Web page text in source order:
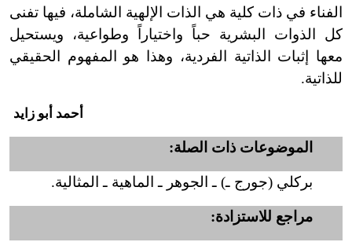
الفناء في ذات كلية هي الذات الإلهية الشاملة، فيها تفنى
كل الذوات البشرية حباً واختياراً وطواعية، ويستحيل
معها إثبات الذاتية الفردية، وهذا هو المفهوم الحقيقي
للذاتية.
أحمد أبو زايد
الموضوعات ذات الصلة:
بركلي (جورج ـ) ـ الجوهر ـ الماهية ـ المثالية.
مراجع للاستزادة: